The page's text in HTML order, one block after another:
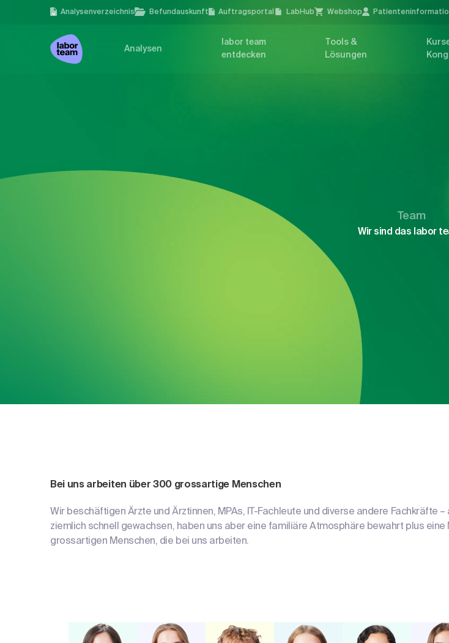
Analysen­verzeichnis Befundauskunft Auftragsportal LabHub Webshop
Analysen
labor team
entdecken
Tools &
Lösungen
Team
Wir sind das labor
Bei uns arbeiten über 300 grossartige Menschen
Wir beschäftigen Ärzte und Ärztinnen, MPAs, IT-Fachleute und diverse andere Fachkräfte
ziemlich schnell gewachsen, haben uns aber eine familiäre Atmosphäre bewahrt plus
grossartigen Menschen, die bei uns arbeiten.